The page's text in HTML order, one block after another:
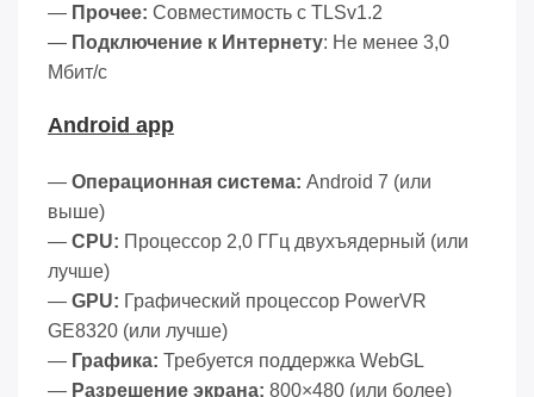
— Прочее: Совместимость с TLSv1.2
— Подключение к Интернету: Не менее 3,0
Мбит/с
Android app
— Операционная система: Android 7 (или
выше)
— CPU: Процессор 2,0 ГГц двухъядерный (или
лучше)
— GPU: Графический процессор PowerVR
GE8320 (или лучше)
— Графика: Требуется поддержка WebGL
— Разрешение экрана: 800×480 (или более)